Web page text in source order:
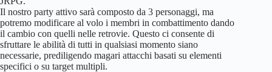
Il nostro party attivo sarà composto da 3 personaggi, ma
potremo modificare al volo i membri in combattimento dando
il cambio con quelli nelle retrovie. Questo ci consente di
sfruttare le abilità di tutti in qualsiasi momento siano
necessarie, prediligendo magari attacchi basati su elementi
specifici o su target multipli.